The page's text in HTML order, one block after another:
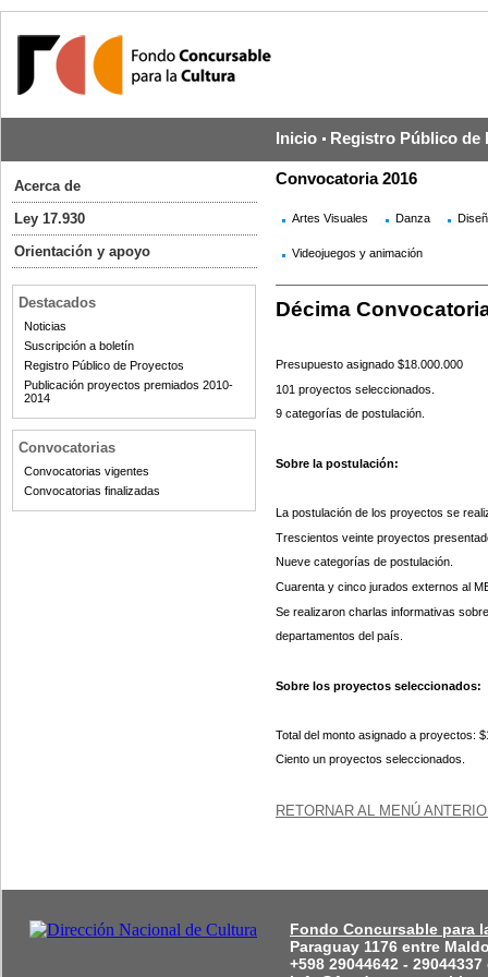
Inicio Registro Público de
Acerca de
Ley 17.930
Orientación y apoyo
Destacados
Noticias
Suscripción a boletín
Registro Público de Proyectos
Publicación proyectos premiados 2010-
2014
Convocatorias
Convocatorias vigentes
Convocatorias finalizadas
Convocatoria 2016
Artes Visuales Danza
Videojuegos y animación
Décima
Presupuesto asignado $18.000.000
101 proyectos seleccionados.
9 categorías de postulación.
Sobre la postulación:
La postulación de los proyectos se
Trescientos veinte proyectos
Nueve categorías de postulación.
Cuarenta y cinco jurados externos al
Se realizaron charlas informativas
departamentos del país.
Sobre los proyectos seleccionados:
Total del monto asignado a proyectos:
Ciento un proyectos seleccionados.
RETORNAR AL MENÚ
Fondo Concursable para
Paraguay 1176 entre
+598 29044642 -